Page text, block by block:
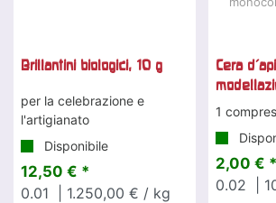
Brillantini biologici, 10 g
per la celebrazione e
l'artigianato
Disponibile
12,50 € *
0.01
| 1.250,00 € / kg
Cera
1
2,00 € *
0.02
|